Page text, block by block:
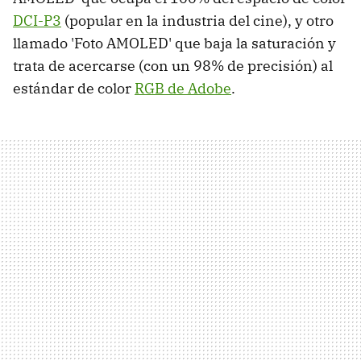
DCI-P3 (popular en la industria del cine), y otro
llamado 'Foto AMOLED' que baja la saturación y
trata de acercarse (con un 98% de precisión) al
estándar de color RGB de Adobe.